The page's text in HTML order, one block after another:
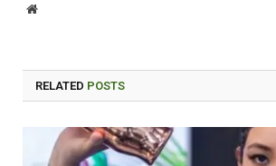
Website
RELATED POSTS